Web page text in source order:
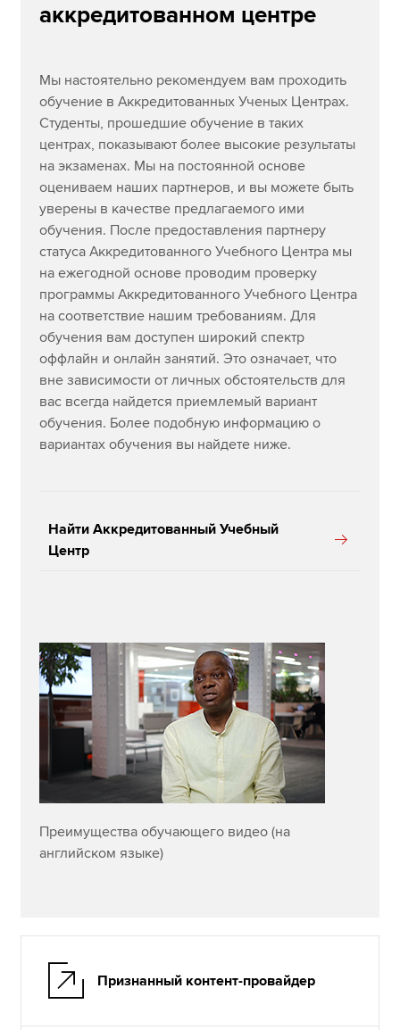
Дополнительные учебные ресурсы
аккредитованном центре
Мы настоятельно рекомендуем вам проходить
обучение в Аккредитованных Ученых Центрах.
Студенты, прошедшие обучение в таких
центрах, показывают более высокие результаты
на экзаменах. Мы на постоянной основе
оцениваем наших партнеров, и вы можете быть
уверены в качестве предлагаемого ими
обучения. После предоставления партнеру
статуса Аккредитованного Учебного Центра мы
на ежегодной основе проводим проверку
программы Аккредитованного Учебного Центра
на соответствие нашим требованиям. Для
обучения вам доступен широкий спектр
оффлайн и онлайн занятий. Это означает, что
вне зависимости от личных обстоятельств для
вас всегда найдется приемлемый вариант
обучения. Более подобную информацию о
вариантах обучения вы найдете ниже.
Найти Аккредитованный Учебный
Центр
Преимущества обучающего видео (на
английском языке)
Признанный контент-провайдер